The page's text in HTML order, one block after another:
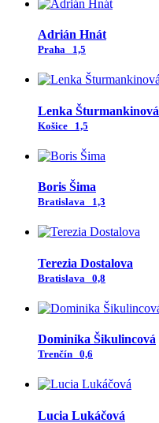
Adrián Hnát
Praha 1,5
Lenka Šturmankinová
Košice 1,5
Boris Šima
Bratislava 1,3
Terezia Dostalova
Bratislava 0,8
Dominika Šikulincová
Trenčín 0,6
Lucia Lukáčová